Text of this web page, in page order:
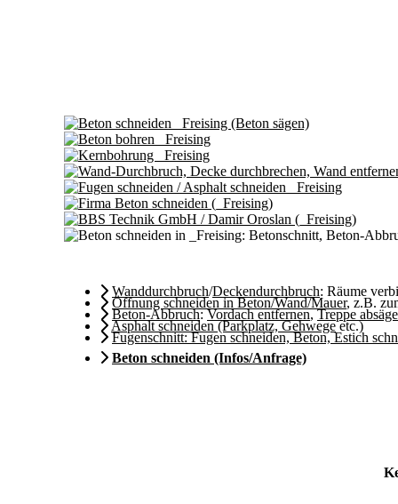
Wanddurchbruch/Deckendurchbruch: Räume
Öffnung schneiden in Beton/Wand/Mauer, z.B.
Beton-Abbruch:Vordach entfernen,Treppe
Asphalt schneiden (Parkplatz, Gehwegeetc.)
Fugenschnitt: Fugen schneiden, Beton, Estich
Beton schneiden (Infos/Anfrage)